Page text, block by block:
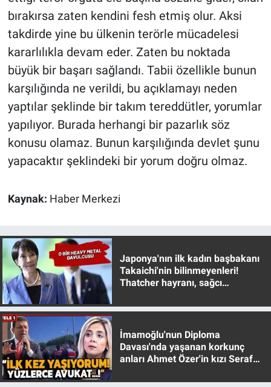
bırakırsa zaten kendini fesh etmiş olur. Aksi
takdirde yine bu ülkenin terörle mücadelesi
kararlılıkla devam eder. Zaten bu noktada
büyük bir başarı sağlandı. Tabii özellikle bunun
karşılığında ne verildi, bu açıklamayı neden
yaptılar şeklinde bir takım tereddütler, yorumlar
yapılıyor. Burada herhangi bir pazarlık söz
konusu olamaz. Bunun karşılığında devlet şunu
yapacaktır şeklindeki bir yorum doğru olmaz.
Kaynak: Haber Merkezi
Japonya'nın ilk kadın başbakanı
Takaichi'nin bilinmeyenleri!
Thatcher hayranı, sağcı
İmamoğlu'nun Diploma
Davası'nda yaşanan korkunç
anları Ahmet Özer'in kızı Seraf